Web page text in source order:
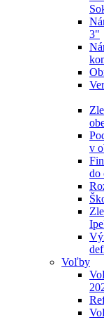
3"
v
do
Voľby